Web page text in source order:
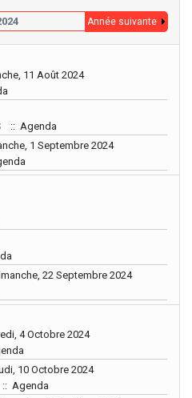
Année suivante
11 Août 2024
:: Agenda
1 Septembre 2024
22 Septembre 2024
4 Octobre 2024
10 Octobre 2024
:: Agenda